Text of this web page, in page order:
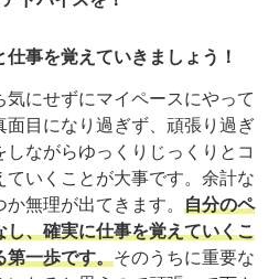
事を覚えていきましょう！
気にせずにマイペースにやって
面目になり過ぎず、頑張り過ぎ
ながらゆっくりじっくりとコ
いくことが大事です。余計な
無理が出てきます。 自分のペ
、確実に仕事を覚えていくこ
第一歩です。そのうちに重要な